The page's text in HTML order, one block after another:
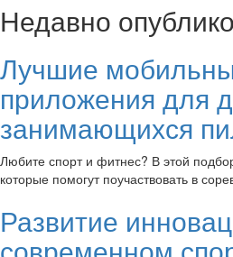
Недавно
Лучшие
приложения для
занимающихся
Любите спорт и фитнес? В этой
которые помогут поучаствовать в
Развитие